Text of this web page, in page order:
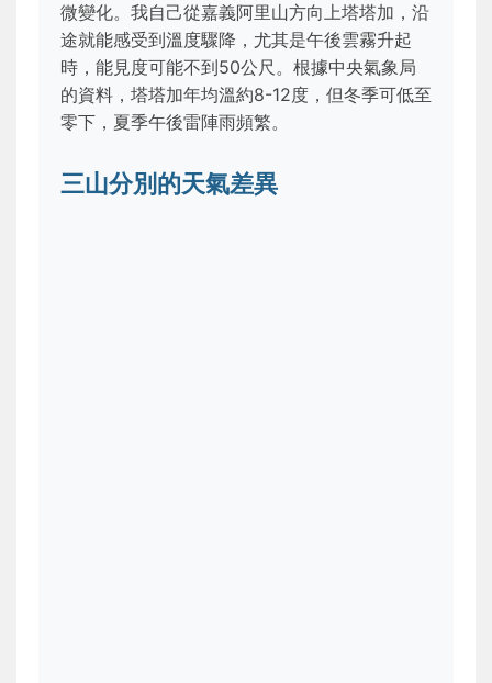
微變化。我自己從嘉義阿里山方向上塔塔加，沿
途就能感受到溫度驟降，尤其是午後雲霧升起
時，能見度可能不到50公尺。根據中央氣象局
的資料，塔塔加年均溫約8-12度，但冬季可低至
零下，夏季午後雷陣雨頻繁。
三山分別的天氣差異